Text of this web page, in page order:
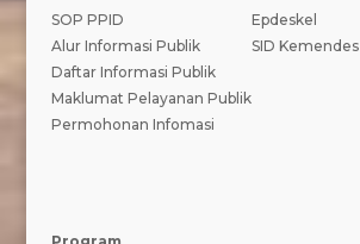
SOP PPID
Alur Informasi Publik
Daftar Informasi Publik
Maklumat Pelayanan Publik
Permohonan Infomasi
Epdeskel
SID Kemendes